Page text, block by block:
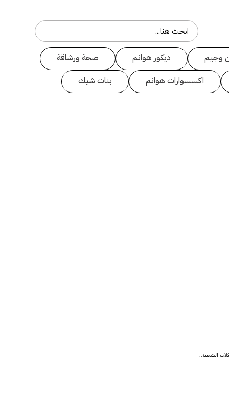
وجيم ديكور هوانم
صحة ورشاقة
اكسسوارات هوانم
بنات شيك
الشعبية..